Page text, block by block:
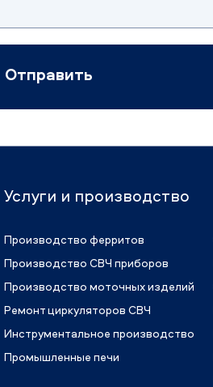
Отправить
Услуги и производство
Производство ферритов
Производство СВЧ приборов
Производство моточных изделий
Ремонт циркуляторов СВЧ
Инструментальное производство
Промышленные печи